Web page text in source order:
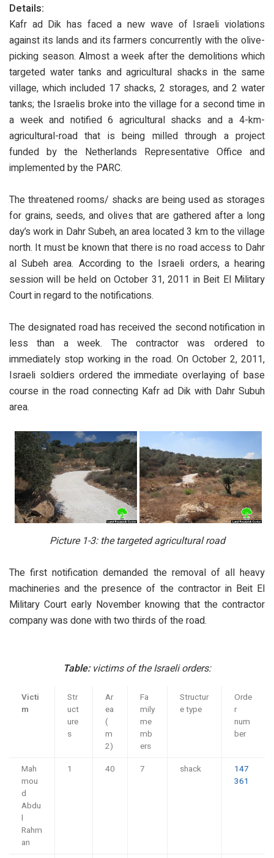
Details:
Kafr ad Dik has faced a new wave of Israeli violations
against its lands and its farmers concurrently with the olive-
picking season. Almost a week after the demolitions which
targeted water tanks and agricultural shacks in the same
village, which included 17 shacks, 2 storages, and 2 water
tanks; the Israelis broke into the village for a second time in
a week and notified 6 agricultural shacks and a 4-km-
agricultural-road that is being milled through a project
funded by the Netherlands Representative Office and
implemented by the PARC.
The threatened rooms/ shacks are being used as storages
for grains, seeds, and olives that are gathered after a long
day’s work in Dahr Subeh, an area located 3 km to the village
north. It must be known that there is no road access to Dahr
al Subeh area. According to the Israeli orders, a hearing
session will be held on October 31, 2011 in Beit El Military
Court in regard to the notifications.
The designated road has received the second notification in
less than a week. The contractor was ordered to
immediately stop working in the road. On October 2, 2011,
Israeli soldiers ordered the immediate overlaying of base
course in the road connecting Kafr ad Dik with Dahr Subuh
area.
Picture 1-3: the targeted agricultural road
The first notification demanded the removal of all heavy
machineries and the presence of the contractor in Beit El
Military Court early November knowing that the contractor
company was done with two thirds of the road.
Table:victims of the Israeli orders:
Victi
m
Str
uct
ure
s
Ar
ea
(
m
2)
Fa
mily
me
mb
ers
Structur
e type
Orde
r
num
ber
Mah
mou
d
Abdu
l
Rahm
an
1 40 7 shack
147
361